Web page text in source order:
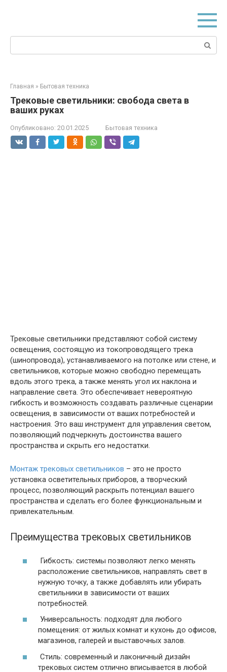
Главная » Бытовая техника
Трековые светильники: свобода света в
ваших руках
Опубликовано: 20.01.2025 Бытовая техника
Трековые светильники представляют собой систему
освещения, состоящую из токопроводящего трека
(шинопровода), устанавливаемого на потолке или стене, и
светильников, которые можно свободно перемещать
вдоль этого трека, а также менять угол их наклона и
направление света. Это обеспечивает невероятную
гибкость и возможность создавать различные сценарии
освещения, в зависимости от ваших потребностей и
настроения. Это ваш инструмент для управления светом,
позволяющий подчеркнуть достоинства вашего
пространства и скрыть его недостатки.
Монтаж трековых светильников – это не просто
установка осветительных приборов, а творческий
процесс, позволяющий раскрыть потенциал вашего
пространства и сделать его более функциональным и
привлекательным.
Преимущества трековых светильников
Гибкость: системы позволяют легко менять
расположение светильников, направлять свет в
нужную точку, а также добавлять или убирать
светильники в зависимости от ваших
потребностей.
Универсальность: подходят для любого
помещения: от жилых комнат и кухонь до офисов,
магазинов, галерей и выставочных залов.
Стиль: современный и лаконичный дизайн
трековых систем отлично вписывается в любой